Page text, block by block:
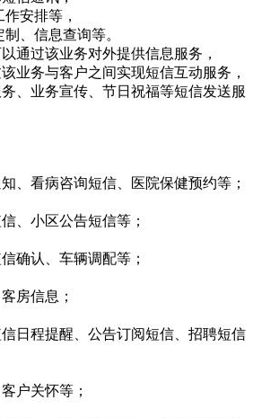
安排等，
、信息查询等。
通过该业务对外提供信息服务，
业务与客户之间实现短信互动服务，
、业务宣传、节日祝福等短信发送服
、看病咨询短信、医院保健预约等；
、小区公告短信等；
确认、车辆调配等；
房信息；
日程提醒、公告订阅短信、招聘短信
户关怀等；